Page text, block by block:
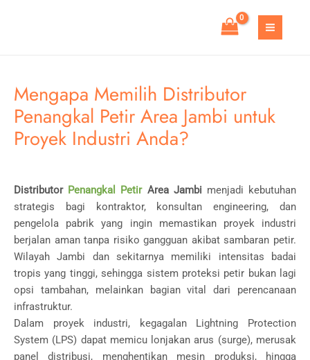
MAIN
Mengapa Memilih Distributor
Penangkal Petir Area Jambi untuk
Proyek Industri Anda?
Distributor Penangkal PetirArea Jambi menjadi kebutuhan
strategis bagi kontraktor, konsultan engineering, dan
pengelola pabrik yang ingin memastikan proyek industri
berjalan aman tanpa risiko gangguan akibat sambaran petir.
WilayahJambi dan sekitarnya memiliki intensitas badai
tropis yang tinggi, sehingga sistem proteksi petir bukan lagi
opsi tambahan, melainkan bagian vital dari perencanaan
infrastruktur.
Dalam proyek industri, kegagalan Lightning Protection
System (LPS) dapat memicu lonjakan arus (surge), merusak
panel distribusi, menghentikan mesin produksi, hingga